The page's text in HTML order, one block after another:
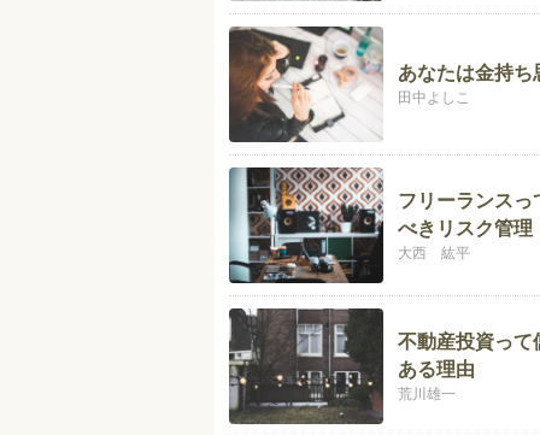
あなたは金持ち
田中よしこ
フリーランスっ
べきリスク管理
大西 紘平
不動産投資っ
ある理由
荒川雄一